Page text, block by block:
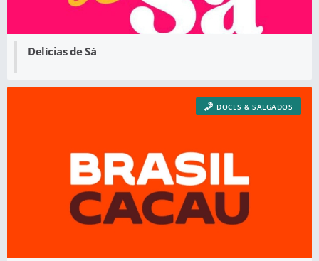
Delícias de Sá
DOCES & SALGADOS